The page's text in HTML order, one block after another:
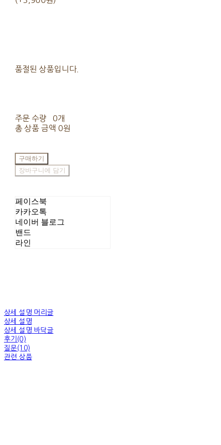
품절된 상품입니다.
주문 수량
0개
총 상품 금액 0원
구매하기
장바구니에 담기
페이스북
카카오톡
네이버 블로그
밴드
라인
상세 설명 머리글
상세 설명
상세 설명 바닥글
후기(0)
질문(10)
관련 상품